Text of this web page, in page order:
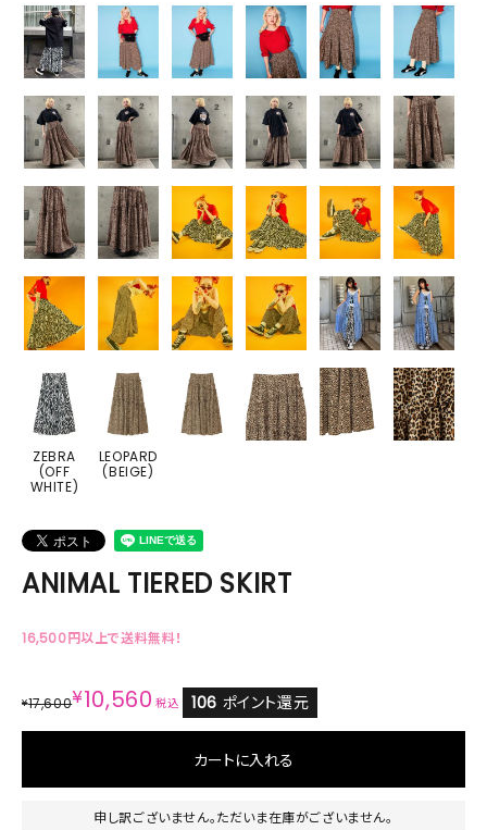
ZEBRA
(OFF
WHITE)
LEOPARD
(BEIGE)
ANIMAL TIERED SKIRT
16,500円以上で送料無料！
¥17,600¥10,560 税込 106 ポイント還元
カートに入れる
申し訳ございません。ただいま在庫がございません。